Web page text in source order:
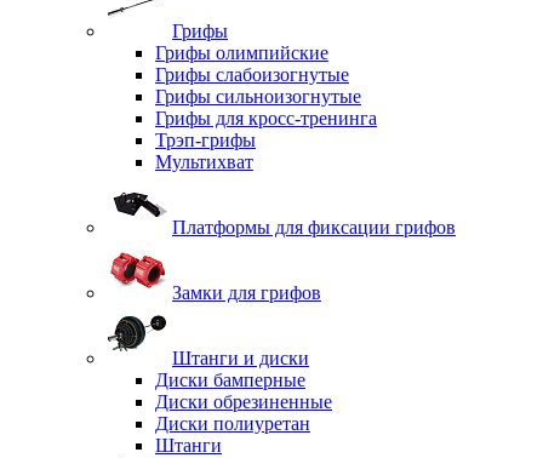
Грифы
Грифы олимпийские
Грифы слабоизогнутые
Грифы сильноизогнутые
Грифы для кросс-тренинга
Трэп-грифы
Мультихват
Платформы для фиксации грифов
Замки для грифов
Штанги и диски
Диски бамперные
Диски обрезиненные
Диски полиуретан
Штанги